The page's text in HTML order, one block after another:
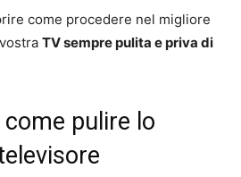
come procedere nel migliore
TV sempre pulita e priva di
pulire lo